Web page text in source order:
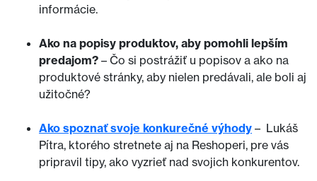
informácie.
Ako na popisy produktov, aby pomohli lepším
predajom? – Čo si postrážiť u popisov a ako na
produktové stránky, aby nielen predávali, ale boli aj
užitočné?
Ako spoznať svoje konkurečné výhody – Lukáš
Pítra, ktorého stretnete aj na Reshoperi, pre vás
pripravil tipy, ako vyzrieť nad svojich konkurentov.